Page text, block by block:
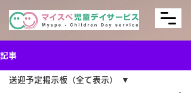
記事
送迎予定掲示板（全て表示）